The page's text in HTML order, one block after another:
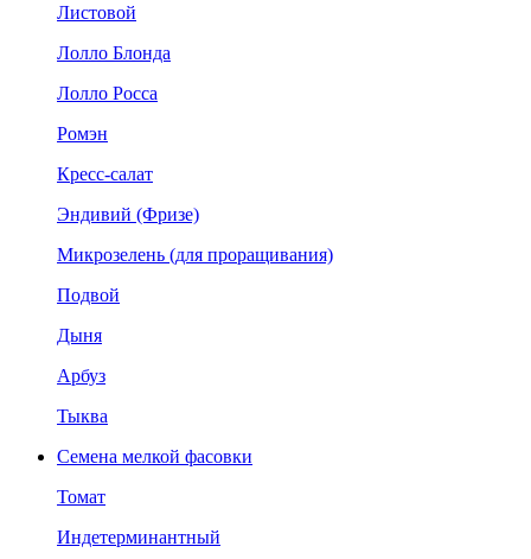
Листовой
Лолло Блонда
Лолло Росса
Ромэн
Кресс-салат
Эндивий (Фризе)
Микрозелень (для проращивания)
Подвой
Дыня
Арбуз
Тыква
Семена мелкой фасовки
Томат
Индетерминантный